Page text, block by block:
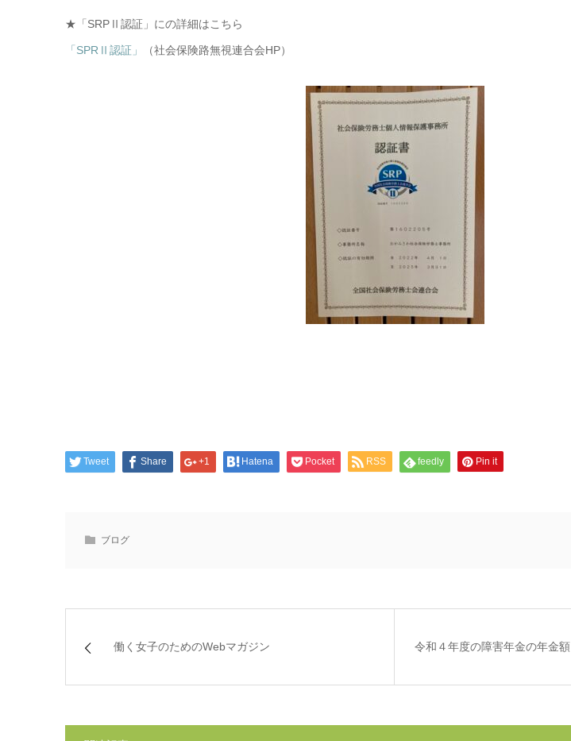
★「SRPⅡ認証」にの詳細はこちら
「SPRⅡ認証」 （社会保険路無視連合会HP）
Tweet Share +1 Hatena Pocket RSS feedly Pin it
ブログ
働く女子のためのWebマガジン 令和４年度の障害年金の年金額